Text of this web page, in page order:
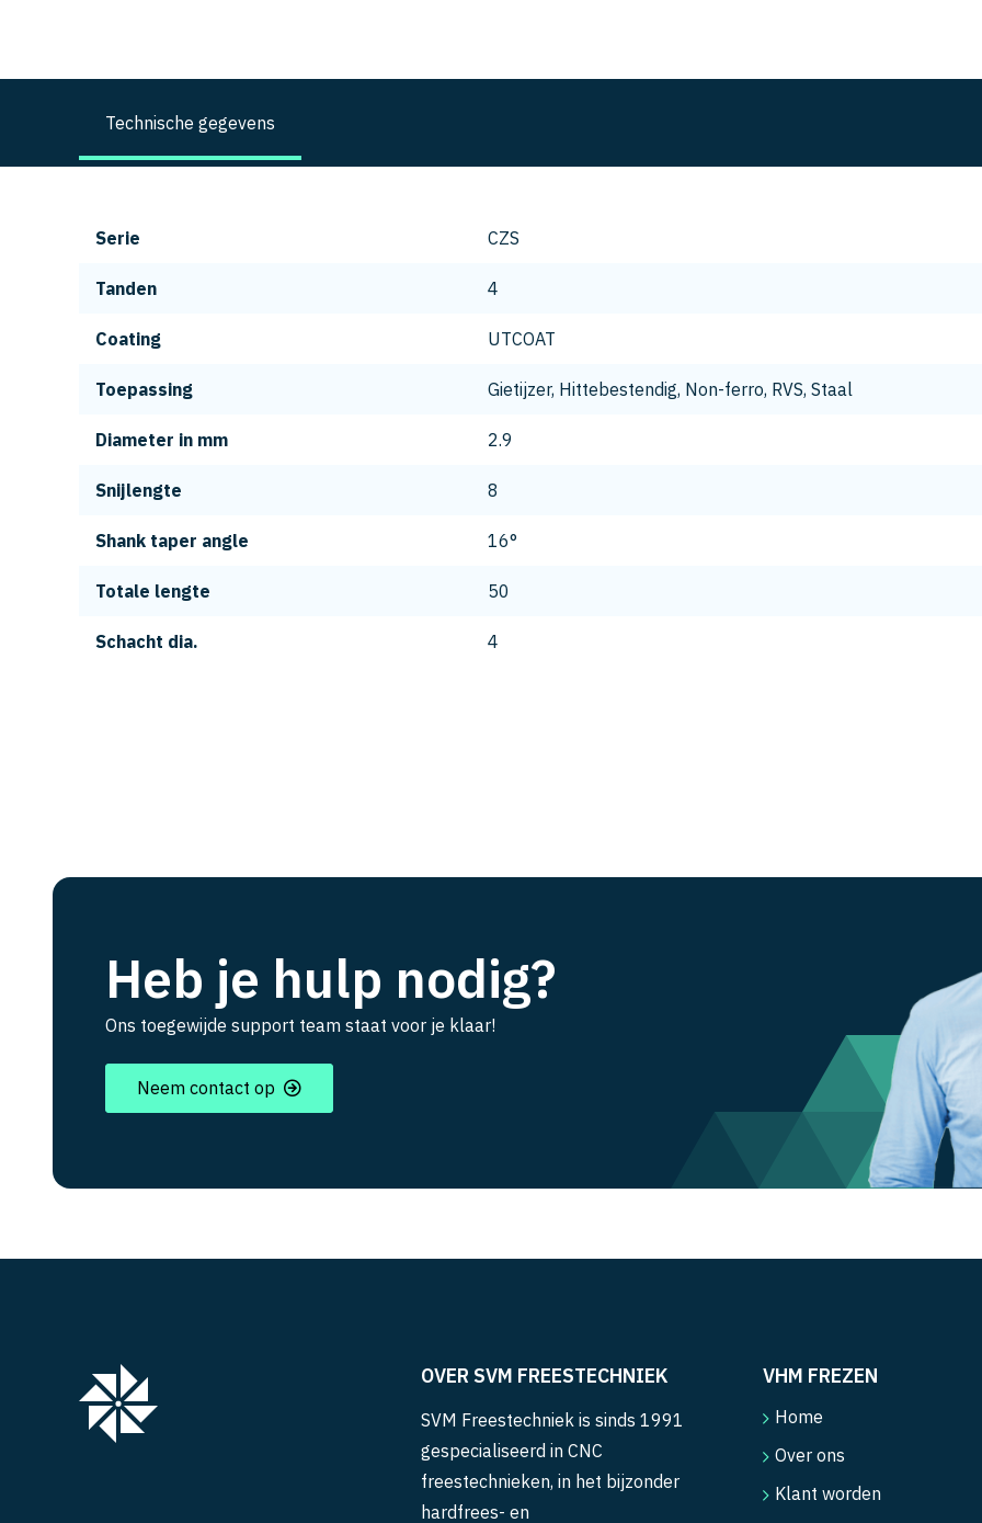
Technische gegevens
Serie CZS
Tanden 4
Coating UTCOAT
Toepassing Gietijzer, Hittebestendig, Non-ferro, RVS, Staal
Diameter in mm 2.9
Snijlengte 8
Shank taper angle 16°
Totale lengte 50
Schacht dia. 4
Heb je hulp nodig?
Ons toegewijde support team staat voor je klaar!
Neem contact op
OVER SVM FREESTECHNIEK
SVM Freestechniek is sinds 1991
gespecialiseerd in CNC
freestechnieken, in het bijzonder
hardfrees- en
VHM FREZEN
Home
Over ons
Klant worden